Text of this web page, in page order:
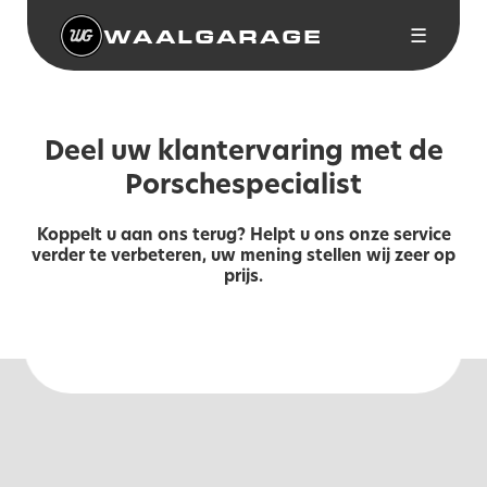
WAALGARAGE ☰
Deel uw klantervaring met de
Porschespecialist
Koppelt u aan ons terug? Helpt u ons onze service
verder te verbeteren, uw mening stellen wij zeer op
prijs.